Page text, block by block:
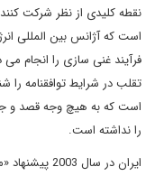
نقطه کلیدی از نظر شرکت
است که آژانس بین المللی
فرآیند غنی سازی را انجام می
تقلب در شرایط توافقنامه را
است که به هیچ وجه قصد و
را نداشته است.
ایران در سال